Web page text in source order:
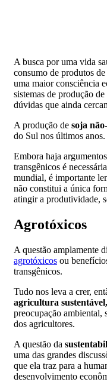
A busca por uma vida
consumo de produtos
uma maior consciência
sistemas de produção
dúvidas que ainda
A produção de soja
do Sul nos últimos anos.
Embora haja
transgênicos é
mundial, é importante
não constitui a única
atingir a produtividade,
Agrotóxicos
A questão amplamente
agrotóxicos ou
transgênicos.
Tudo nos leva a crer,
agricultura
preocupação ambiental,
dos agricultores.
A questão da
uma das grandes
que ela traz para a
desenvolvimento